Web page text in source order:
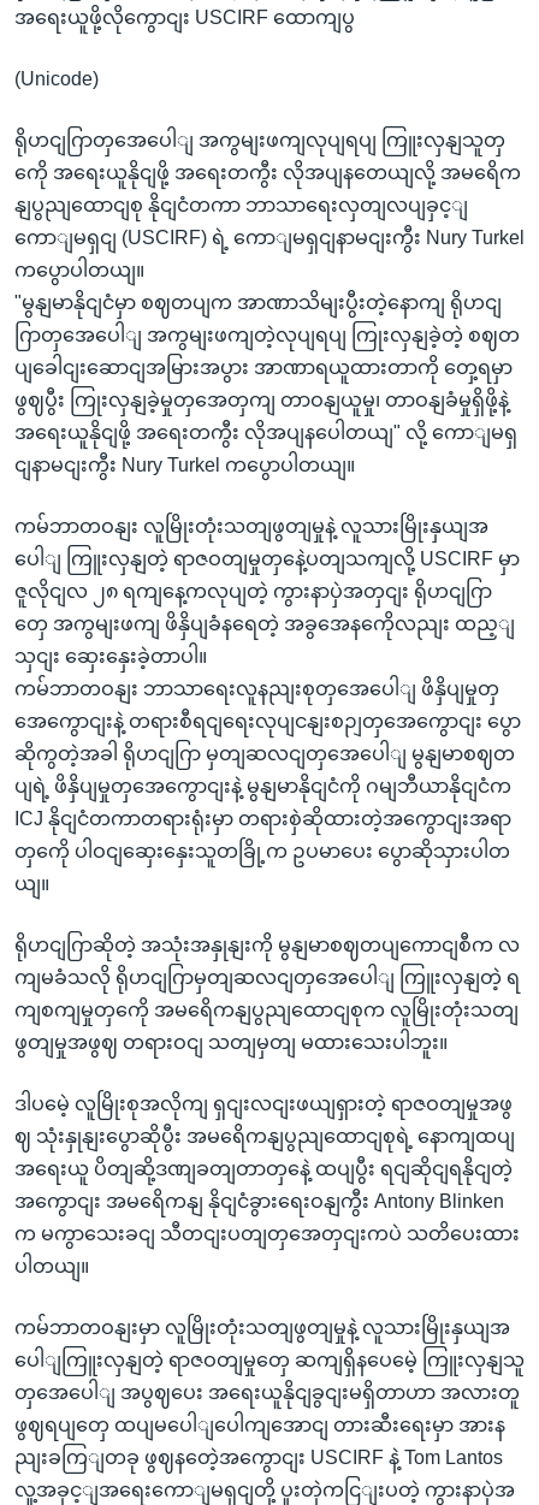
အရေးယူဖို့လိုကွောငျး USCIRF ထောကျပွ
(Unicode)
ရိုဟငျဂြာတှအေပေါျ အကွမျးဖကျလုပျရပျ ကြူးလှနျသူတှ
ကေို အရေးယူနိုငျဖို့ အရေးတကွီး လိုအပျနတေယျလို့ အမရေိက
နျပွညျထောငျစု နိုငျငံတကာ ဘာသာရေးလှတျလပျခှင့ျ
ကောျမရှငျ (USCIRF) ရဲ့ ကောျမရှငျနာမငျးကွီး Nury Turkel
ကပွောပါတယျ။
"မွနျမာနိုငျငံမှာ စဈတပျက အာဏာသိမျးပွီးတဲ့နောကျ ရိုဟငျ
ဂြာတှအေပေါျ အကွမျးဖကျတဲ့လုပျရပျ ကြုးလှနျခဲ့တဲ့ စဈတ
ပျခေါငျးဆောငျအမြားအပွား အာဏာရယူထားတာကို တှေ့ရမှာ
ဖွဈပွီး ကြုးလှနျခဲ့မှုတှအေတှကျ တာဝနျယူမှု၊ တာဝနျခံမှုရှိဖို့နဲ့
အရေးယူနိုငျဖို့ အရေးတကွီး လိုအပျနပေါတယျ" လို့ ကောျမရှ
ငျနာမငျးကွီး Nury Turkel ကပွောပါတယျ။
ကမ်ဘာတဝနျး လူမြိုးတုံးသတျဖွတျမှုနဲ့ လူသားမြိုးနှယျအ
ပေါျ ကြူးလှနျတဲ့ ရာဇဝတျမှုတှနေဲ့ပတျသကျလို့ USCIRF မှာ
ဇူလိုငျလ ၂၈ ရကျနေ့ကလုပျတဲ့ ကွားနာပှဲအတှငျး ရိုဟငျဂြာ
တှေ အကွမျးဖကျ ဖိနှိပျခံနရေတဲ့ အခွအေနကေိုလညျး ထည့ျ
သှငျး ဆှေးနှေးခဲ့တာပါ။
ကမ်ဘာတဝနျး ဘာသာရေးလူနညျးစုတှအေပေါျ ဖိနှိပျမှုတှ
အေကွောငျးနဲ့ တရားစီရငျရေးလုပျငနျးစဉျတှအေကွောငျး ပွော
ဆိုကွတဲ့အခါ ရိုဟငျဂြာ မှတျဆလငျတှအေပေါျ မွနျမာစဈတ
ပျရဲ့ ဖိနှိပျမှုတှအေကွောငျးနဲ့ မွနျမာနိုငျငံကို ဂမျဘီယာနိုငျငံက
ICJ နိုငျငံတကာတရားရုံးမှာ တရားစှဲဆိုထားတဲ့အကွောငျးအရာ
တှကေို ပါဝငျဆှေးနှေးသူတခြို့က ဥပမာပေး ပွောဆိုသှားပါတ
ယျ။
ရိုဟငျဂြာဆိုတဲ့ အသုံးအနှုနျးကို မွနျမာစဈတပျကောငျစီက လ
ကျမခံသလို ရိုဟငျဂြာမှတျဆလငျတှအေပေါျ ကြူးလှနျတဲ့ ရ
ကျစကျမှုတှကေို အမရေိကနျပွညျထောငျစုက လူမြိုးတုံးသတျ
ဖွတျမှုအဖွဈ တရားဝငျ သတျမှတျ မထားသေးပါဘူး။
ဒါပမေဲ့ လူမြိုးစုအလိုကျ ရှငျးလငျးဖယျရှားတဲ့ ရာဇဝတျမှုအဖွ
ဈ သုံးနှုနျးပွောဆိုပွီး အမရေိကနျပွညျထောငျစုရဲ့ နောကျထပျ
အရေးယူ ပိတျဆို့ဒဏျခတျတာတှနေဲ့ ထပျပွီး ရငျဆိုငျရနိုငျတဲ့
အကွောငျး အမရေိကနျ နိုငျငံခွားရေးဝနျကွီး Antony Blinken
က မကွာသေးခငျ သီတငျးပတျတှအေတှငျးကပဲ သတိပေးထား
ပါတယျ။
ကမ်ဘာတဝနျးမှာ လူမြိုးတုံးသတျဖွတျမှုနဲ့ လူသားမြိုးနှယျအ
ပေါျကြူးလှနျတဲ့ ရာဇဝတျမှုတှေ ဆကျရှိနပေမေဲ့ ကြူးလှနျသူ
တှအေပေါျ အပွဈပေး အရေးယူနိုငျခွငျးမရှိတာဟာ အလားတူ
ဖွဈရပျတှေ ထပျမပေါျပေါကျအောငျ တားဆီးရေးမှာ အားန
ညျးခကြျတခု ဖွဈနတေဲ့အကွောငျး USCIRF နဲ့ Tom Lantos
လူ့အခှင့ျအရေးကောျမရှငျတို့ ပူးတှဲကငြျးပတဲ့ ကွားနာပှဲအ